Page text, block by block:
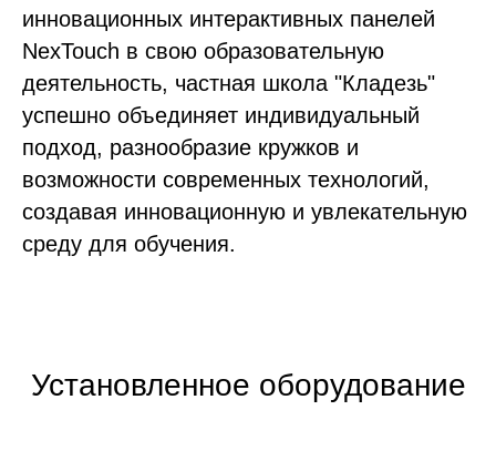
инновационных интерактивных панелей
NexTouch в свою образовательную
деятельность, частная школа "Кладезь"
успешно объединяет индивидуальный
подход, разнообразие кружков и
возможности современных технологий,
создавая инновационную и увлекательную
среду для обучения.
Установленное оборудование